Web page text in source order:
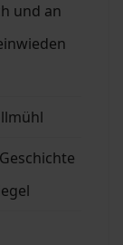
und an